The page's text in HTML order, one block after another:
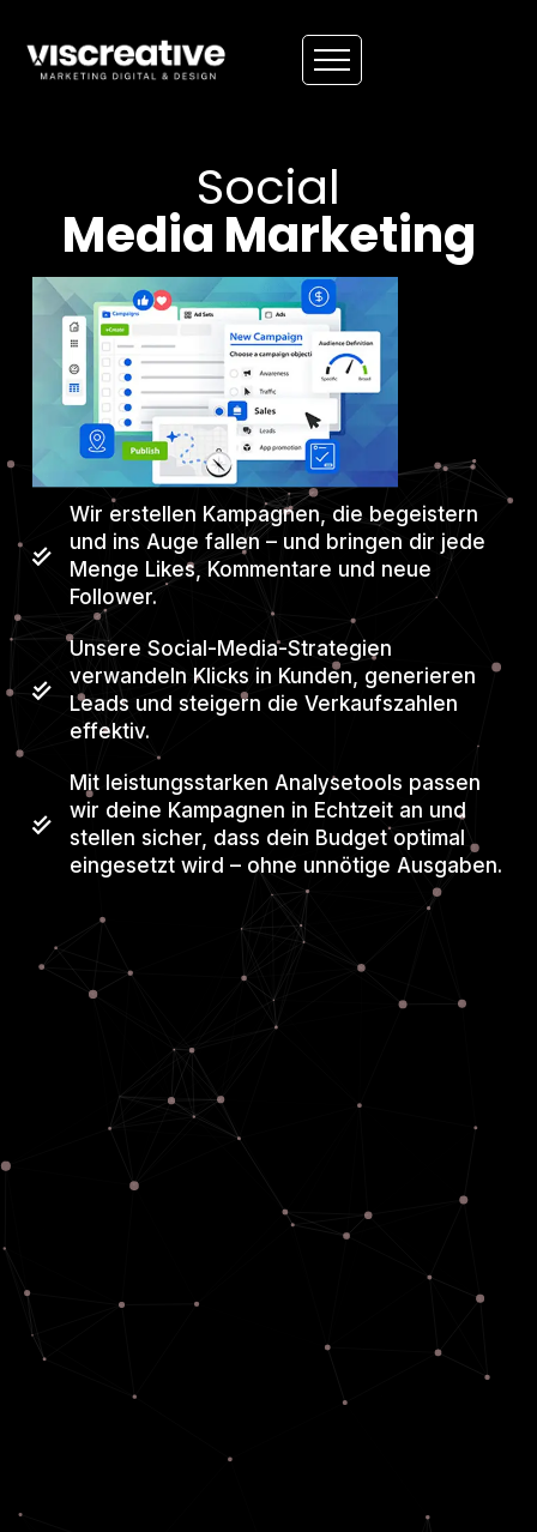
Social
Media Marketing
Wir erstellen Kampagnen, die begeistern
und ins Auge fallen – und bringen dir jede
Menge Likes, Kommentare und neue
Follower.
Unsere Social-Media-Strategien
verwandeln Klicks in Kunden, generieren
Leads und steigern die Verkaufszahlen
effektiv.
Mit leistungsstarken Analysetools passen
wir deine Kampagnen in Echtzeit an und
stellen sicher, dass dein Budget optimal
eingesetzt wird – ohne unnötige Ausgaben.